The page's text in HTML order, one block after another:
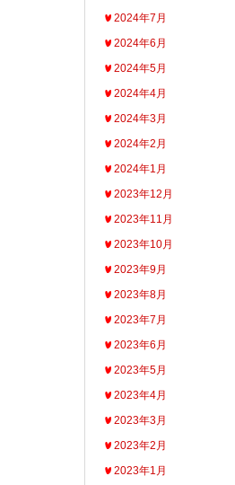
2024年7月
2024年6月
2024年5月
2024年4月
2024年3月
2024年2月
2024年1月
2023年12月
2023年11月
2023年10月
2023年9月
2023年8月
2023年7月
2023年6月
2023年5月
2023年4月
2023年3月
2023年2月
2023年1月